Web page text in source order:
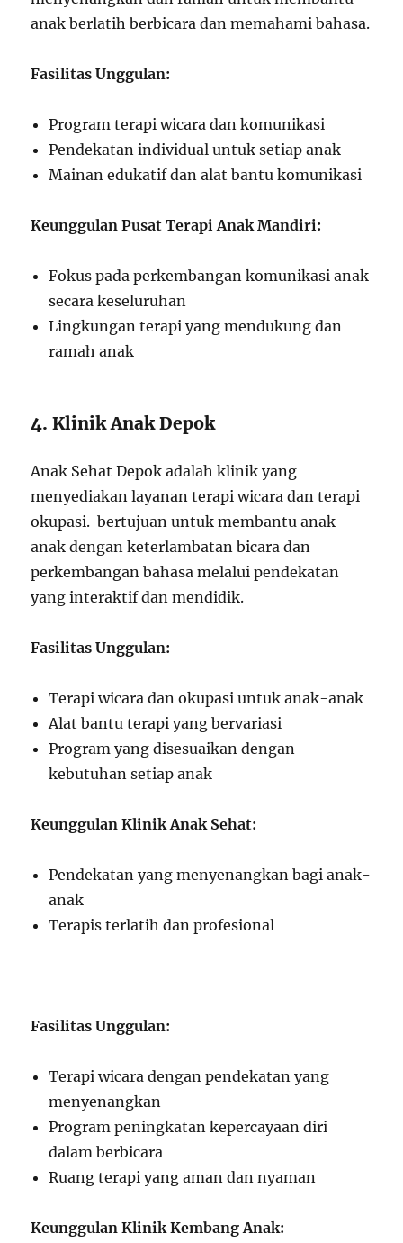
anak berlatih berbicara dan memahami bahasa.
Fasilitas Unggulan:
Program terapi wicara dan komunikasi
Pendekatan individual untuk setiap anak
Mainan edukatif dan alat bantu komunikasi
Keunggulan Pusat Terapi Anak Mandiri:
Fokus pada perkembangan komunikasi anak
secara keseluruhan
Lingkungan terapi yang mendukung dan
ramah anak
4. Klinik Anak Depok
Anak Sehat Depok adalah klinik yang
menyediakan layanan terapi wicara dan terapi
okupasi. bertujuan untuk membantu anak-
anak dengan keterlambatan bicara dan
perkembangan bahasa melalui pendekatan
yang interaktif dan mendidik.
Fasilitas Unggulan:
Terapi wicara dan okupasi untuk anak-anak
Alat bantu terapi yang bervariasi
Program yang disesuaikan dengan
kebutuhan setiap anak
Keunggulan Klinik Anak Sehat:
Pendekatan yang menyenangkan bagi anak-
anak
Terapis terlatih dan profesional
Fasilitas Unggulan:
Terapi wicara dengan pendekatan yang
menyenangkan
Program peningkatan kepercayaan diri
dalam berbicara
Ruang terapi yang aman dan nyaman
Keunggulan Klinik Kembang Anak: